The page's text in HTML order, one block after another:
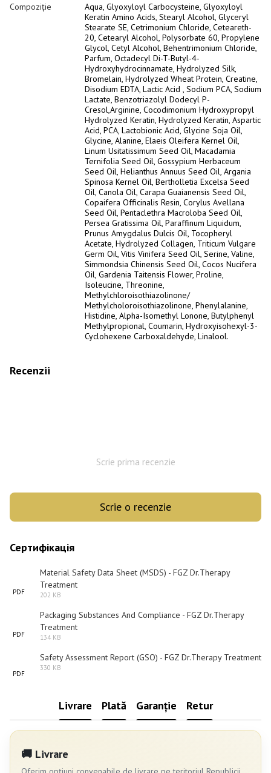
Compoziție
Aqua, Glyoxyloyl Carbocysteine, Glyoxyloyl
Keratin Amino Acids, Stearyl Alcohol, Glyceryl
Stearate SE, Cetrimonium Chloride, Ceteareth-
20, Cetearyl Alcohol, Polysorbate 60, Propylene
Glycol, Cetyl Alcohol, Behentrimonium Chloride,
Parfum, Octadecyl Di-T-Butyl-4-
Hydroxyhydrocinnamate, Hydrolyzed Silk,
Bromelain, Hydrolyzed Wheat Protein, Creatine,
Disodium EDTA, Lactic Acid , Sodium PCA, Sodium
Lactate, Benzotriazolyl Dodecyl P-
Cresol,Arginine, Cocodimonium Hydroxypropyl
Hydrolyzed Keratin, Hydrolyzed Keratin, Aspartic
Acid, PCA, Lactobionic Acid, Glycine Soja Oil,
Glycine, Alanine, Elaeis Oleifera Kernel Oil,
Linum Usitatissimum Seed Oil, Macadamia
Ternifolia Seed Oil, Gossypium Herbaceum
Seed Oil, Helianthus Annuus Seed Oil, Argania
Spinosa Kernel Oil, Bertholletia Excelsa Seed
Oil, Canola Oil, Carapa Guaianensis Seed Oil,
Copaifera Officinalis Resin, Corylus Avellana
Seed Oil, Pentaclethra Macroloba Seed Oil,
Persea Gratissima Oil, Paraffinum Liquidum,
Prunus Amygdalus Dulcis Oil, Tocopheryl
Acetate, Hydrolyzed Collagen, Triticum Vulgare
Germ Oil, Vitis Vinifera Seed Oil, Serine, Valine,
Simmondsia Chinensis Seed Oil, Cocos Nucifera
Oil, Gardenia Taitensis Flower, Proline,
Isoleucine, Threonine,
Methylchloroisothiazolinone/
Methylcholoroisothiazolinone, Phenylalanine,
Histidine, Alpha-Isomethyl Lonone, Butylphenyl
Methylpropional, Coumarin, Hydroxyisohexyl-3-
Cyclohexene Carboxaldehyde, Linalool.
Recenzii
Scrie prima recenzie
Scrie o recenzie
Сертифікація
PDF
Material Safety Data Sheet (MSDS) - FGZ Dr.Therapy
Treatment
202 KB
PDF
Packaging Substances And Compliance - FGZ Dr.Therapy
Treatment
134 KB
PDF
Safety Assessment Report (GSO) - FGZ Dr.Therapy Treatment
330 KB
Livrare Plată Garanție Retur
🚚 Livrare